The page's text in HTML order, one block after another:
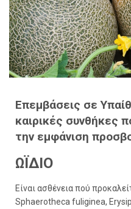
Επεμβάσεις σε
καιρικές συνθήκες
την εμφάνιση
ΩΪΔΙΟ
Είναι ασθένεια πού
Sphaerotheca fuliginea,